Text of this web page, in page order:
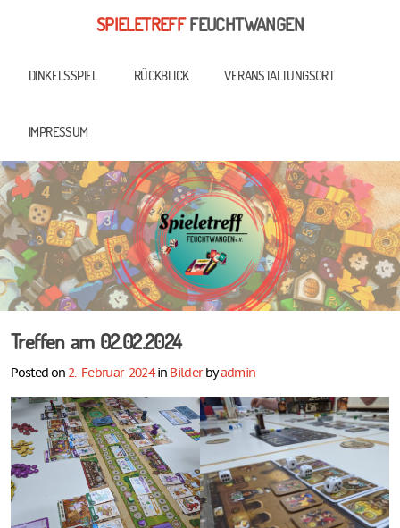
SPIELETREFFFEUCHTWANGEN
DINKELSSPIEL RÜCKBLICK VERANSTALTUNGSORT
IMPRESSUM
Treffen am 02.02.2024
Posted on 2. Februar 2024in Bilderbyadmin